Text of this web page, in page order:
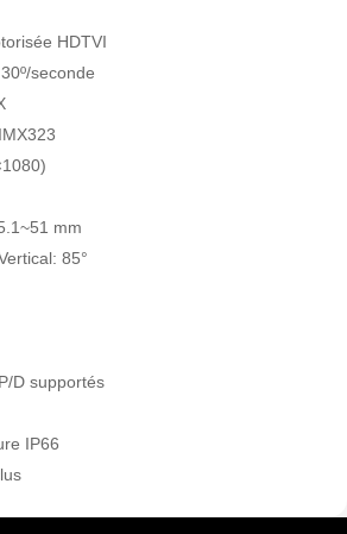
HDTVI
seconde
mm
85°
D supportés
IP66